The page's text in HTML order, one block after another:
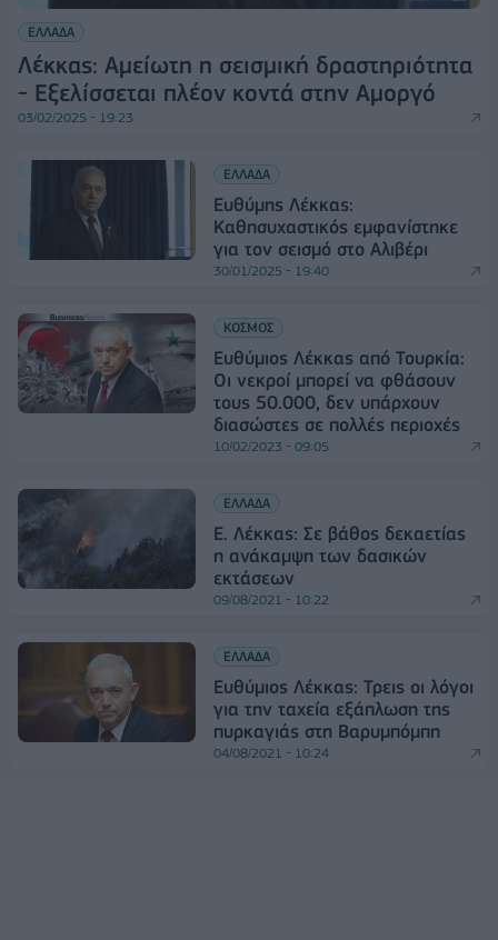
ΕΛΛΑΔΑ
Λέκκας: Αμείωτη η σεισμική δραστηριότητα
- Eξελίσσεται πλέον κοντά στην Αμοργό
03/02/2025 - 19:23
ΕΛΛΑΔΑ
Ευθύμης Λέκκας:
Καθησυχαστικός εμφανίστηκε
για τον σεισμό στο Αλιβέρι
30/01/2025 - 19:40
ΚΟΣΜΟΣ
Ευθύμιος Λέκκας από Τουρκία:
Οι νεκροί μπορεί να φθάσουν
τους 50.000, δεν υπάρχουν
διασώστες σε πολλές περιοχές
10/02/2023 - 09:05
ΕΛΛΑΔΑ
Ε. Λέκκας: Σε βάθος δεκαετίας
η ανάκαμψη των δασικών
εκτάσεων
09/08/2021 - 10:22
ΕΛΛΑΔΑ
Ευθύμιος Λέκκας: Τρεις οι λόγοι
για την ταχεία εξάπλωση της
πυρκαγιάς στη Βαρυμπόμπη
04/08/2021 - 10:24